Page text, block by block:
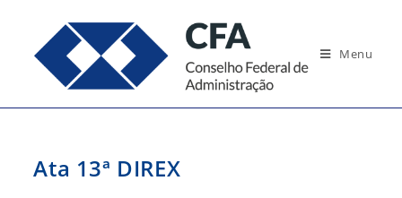
conteúdo
Menu
Ata 13ª DIREX